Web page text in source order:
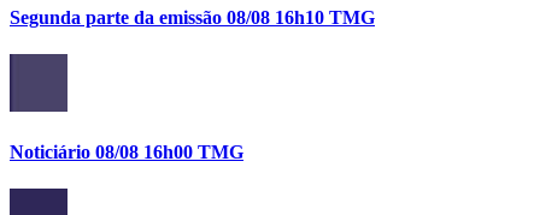
Segunda parte da emissão 08/08 16h10 TMG
Noticiário 08/08 16h00 TMG